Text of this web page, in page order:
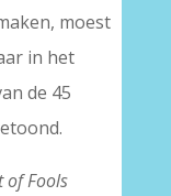
moest
in het
de 45
of Fools